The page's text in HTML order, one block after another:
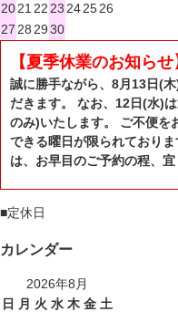
20212223242526
27282930
【夏季休業のお知らせ
誠に勝手ながら、8月13日(
だきます。 なお、12日(水)
のみ)いたします。 ご不便を
できる曜日が限られており
は、お早目のご予約の程、宜
■定休日
カレンダー
2026年8月
日
月 火 水 木 金 土